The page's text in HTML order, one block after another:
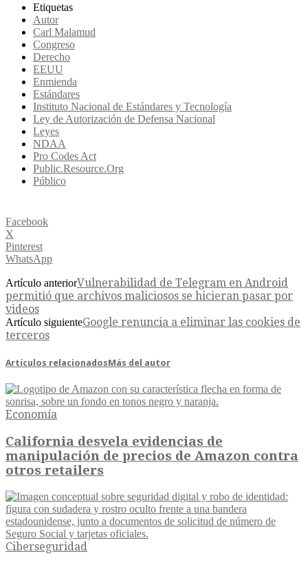
Etiquetas
Autor
Carl Malamud
Congreso
Derecho
EEUU
Enmienda
Estándares
Instituto Nacional de Estándares y Tecnología
Ley de Autorización de Defensa Nacional
Leyes
NDAA
Pro Codes Act
Public.Resource.Org
Público
Facebook
X
Pinterest
WhatsApp
Artículo anteriorVulnerabilidad de Telegram en Android
permitió que archivos maliciosos se hicieran pasar por
videos
Artículo siguienteGoogle renuncia a eliminar las cookies de
terceros
Artículos relacionadosMás del autor
Economía
California desvela evidencias de
manipulación de precios de Amazon contra
otros retailers
Ciberseguridad